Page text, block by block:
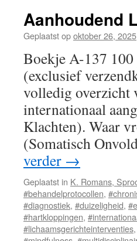
Aanhoudend
Geplaatst opoktober 26, 2025
Boekje A-137 100
(exclusief
volledig overzicht
internationaal
Klachten). Waar
(Somatisch
verder →
Geplaatst in K. Romans,
#behandelprotocollen,
#diagnostiek, #duizeligheid,
#hartkloppingen,
#lichaamsgerichteinterventies,